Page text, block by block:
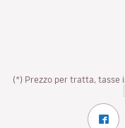
(*) Prezzo per tratta, tasse